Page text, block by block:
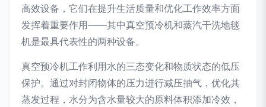
高效设备，它们在提升生活质量和优化工作效率方面
发挥着重要作用——其中真空预冷机和蒸汽干洗地毯
机是最具代表性的两种设备。
真空预冷机工作利用水的三态变化和物质状态的低压
保护。通过对封闭物体的压力进行减压抽气，优化其
蒸发过程，水分为含水量较大的原料体积添加冷效，